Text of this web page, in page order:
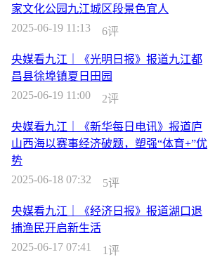
家文化公园九江城区段景色宜人
2025-06-19 11:13
6评
央媒看九江｜《光明日报》报道九江都
昌县徐埠镇夏日田园
2025-06-19 11:00
2评
央媒看九江｜《新华每日电讯》报道庐
山西海以赛事经济破题，塑强“体育+”优
势
2025-06-18 07:32
5评
央媒看九江｜《经济日报》报道湖口退
捕渔民开启新生活
2025-06-17 07:41
1评